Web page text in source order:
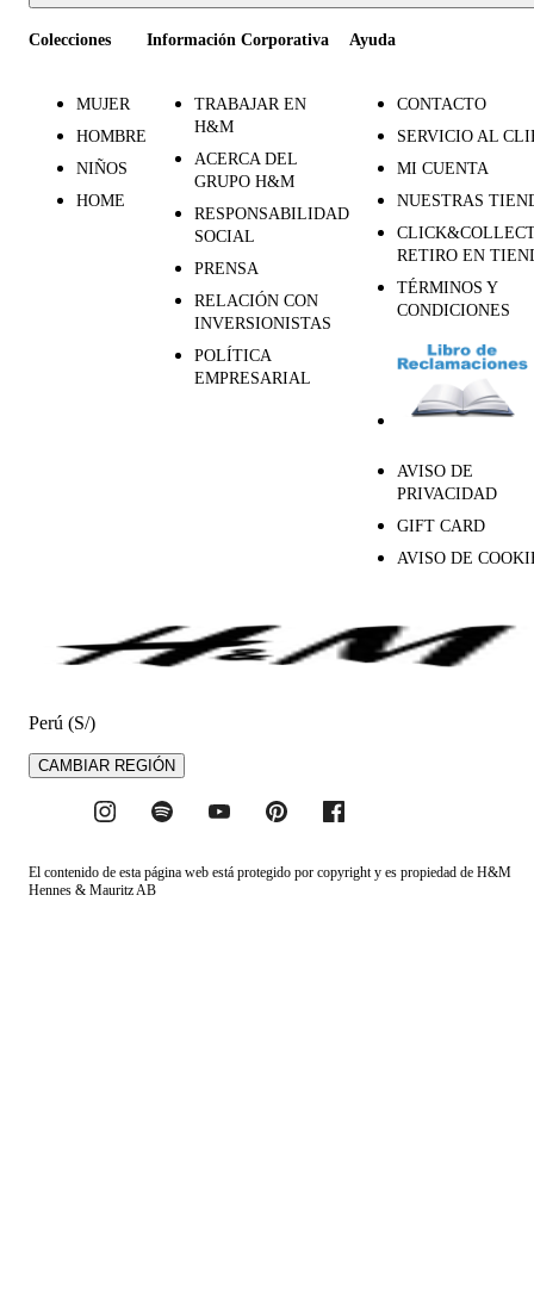
Colecciones
MUJER
HOMBRE
NIÑOS
HOME
Información Corporativa
TRABAJAR EN
H&M
ACERCA DEL
GRUPO H&M
RESPONSABILIDAD
SOCIAL
PRENSA
RELACIÓN CON
INVERSIONISTAS
POLÍTICA
EMPRESARIAL
Ayuda
CONTACTO
SERVICIO AL
MI CUENTA
NUESTRAS
RETIRO EN
TÉRMINOS Y
CONDICIONES
AVISO DE
PRIVACIDAD
GIFT CARD
AVISO DE
Perú (S/)
CAMBIAR REGIÓN
El contenido de esta página web está protegido por copyright y es propiedad de H&M
Hennes & Mauritz AB